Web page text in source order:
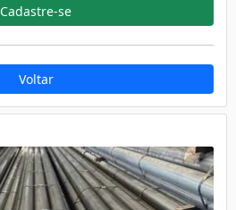
Cadastre-se
Voltar